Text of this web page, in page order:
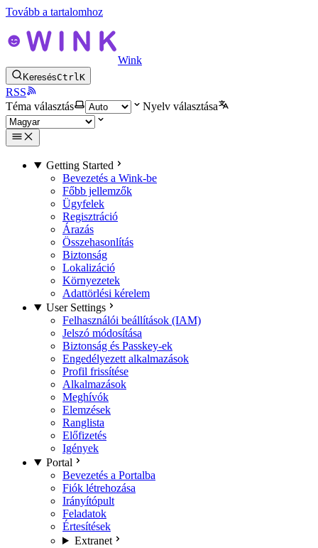
Tovább a tartalomhoz
Wink
KeresésCtrlK
RSS
Téma választás
Nyelv választása
Getting Started
Bevezetés a Wink-be
Főbb jellemzők
Ügyfelek
Regisztráció
Árazás
Összehasonlítás
Biztonság
Lokalizáció
Környezetek
Adattörlési kérelem
User Settings
Felhasználói beállítások (IAM)
Jelszó módosítása
Biztonság és Passkey-ek
Engedélyezett alkalmazások
Profil frissítése
Alkalmazások
Meghívók
Elemzések
Ranglista
Előfizetés
Igények
Portal
Bevezetés a Portalba
Fiók létrehozása
Irányítópult
Feladatok
Értesítések
Extranet